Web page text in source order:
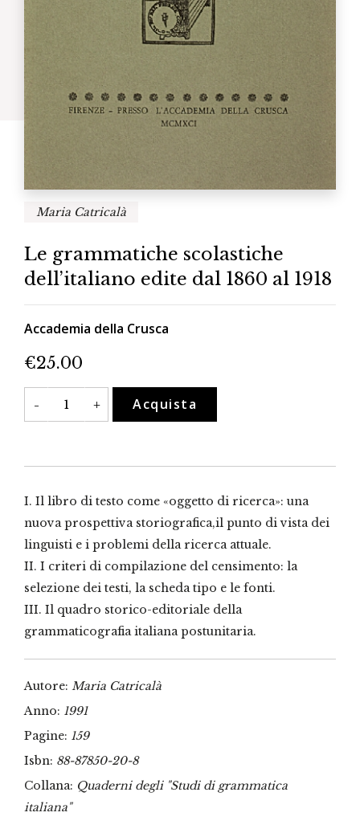
Maria Catricalà
Le grammatiche scolastiche
dell’italiano edite dal 1860 al 1918
Accademia della Crusca
€25.00
-
Le
grammatiche
scolastiche
1860
1918
quantità
+ Acquista
I. Il libro di testo come «oggetto di ricerca»: una
nuova prospettiva storiografica,il punto di vista dei
linguisti e i problemi della ricerca attuale.
II. I criteri di compilazione del censimento: la
selezione dei testi, la scheda tipo e le fonti.
III. Il quadro storico-editoriale della
grammaticografia italiana postunitaria.
Autore: Maria Catricalà
Anno: 1991
Pagine: 159
Isbn: 88-87850-20-8
Collana: Quaderni degli "Studi di grammatica
italiana"